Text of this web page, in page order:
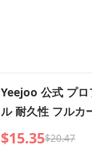
Yeejoo 公式 プロ
ル 耐久性 フルカ
ントンラケット
$15.35$20.47